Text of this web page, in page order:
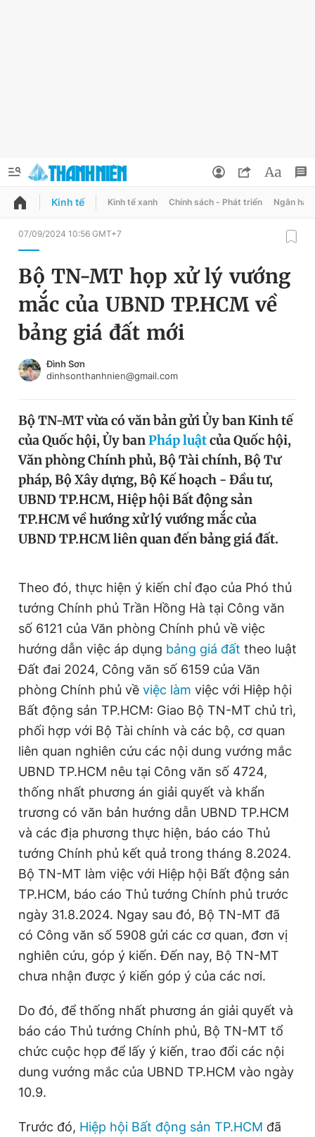
QUẢNG CÁO
Chuyên mục
Chuyên mục khác
Chào ngày mới
Video Magazine
Sản phẩm khác
Tiện ích Bạn cần biết
Đọc Thanh Niên trên điện thoại
Theo dõi báo trên
Hotline
0906 645 777
Liên hệ quảng cáo
0908 780 404
Đặt báo Quảng cáo RSS Tòa soạn Chính sách bảo
Tổng biên tập: Nguyễn Ngọc Toàn
Phó tổng biên tập thường trực: Hải Thành
Phó tổng biên tập: Lâm Hiếu Dũng
Phó tổng biên tập: Trần Việt Hưng
Tổng thư ký tòa soạn: Đức Trung
Giấy phép xuất bản số 110/GP - BTTTT cấp ngày 24.3.2020
© 2003-2026 Bản quyền thuộc về Báo Thanh Niên. Cấm sao
chép dưới mọi hình thức nếu không có sự chấp thuận bằng văn
Đổi mật khẩu
Tin đã lưu
Tin đã xem
Kinh tế Kinh tế xanh Chính sách - Phát triển Ngân
07/09/2024 10:56 GMT+7
Bộ TN-MT họp xử lý vướng
mắc của UBND TP.HCM về
bảng giá đất mới
Đình Sơn
dinhsonthanhnien@gmail.com
Bộ TN-MT vừa có văn bản gửi Ủy ban Kinh tế
của Quốc hội, Ủy banPháp luậtcủa Quốc hội,
Văn phòng Chính phủ, Bộ Tài chính, Bộ Tư
pháp, Bộ Xây dựng, Bộ Kế hoạch - Đầu tư,
UBND TP.HCM, Hiệp hội Bất động sản
TP.HCM về hướng xử lý vướng mắc của
UBND TP.HCM liên quan đến bảng giá đất.
Theo đó, thực hiện ý kiến chỉ đạo của Phó thủ
tướng Chính phủ Trần Hồng Hà tại Công văn
số 6121 của Văn phòng Chính phủ về việc
hướng dẫn việc áp dụng bảng giá đất theo luật
Đất đai 2024, Công văn số 6159 của Văn
phòng Chính phủ về việc làm việc với Hiệp hội
Bất động sản TP.HCM: Giao Bộ TN-MT chủ trì,
phối hợp với Bộ Tài chính và các bộ, cơ quan
liên quan nghiên cứu các nội dung vướng mắc
UBND TP.HCM nêu tại Công văn số 4724,
thống nhất phương án giải quyết và khẩn
trương có văn bản hướng dẫn UBND TP.HCM
và các địa phương thực hiện, báo cáo Thủ
tướng Chính phủ kết quả trong tháng 8.2024.
Bộ TN-MT làm việc với Hiệp hội Bất động sản
TP.HCM, báo cáo Thủ tướng Chính phủ trước
ngày 31.8.2024. Ngay sau đó, Bộ TN-MT đã
có Công văn số 5908 gửi các cơ quan, đơn vị
nghiên cứu, góp ý kiến. Đến nay, Bộ TN-MT
chưa nhận được ý kiến góp ý của các nơi.
Do đó, để thống nhất phương án giải quyết và
báo cáo Thủ tướng Chính phủ, Bộ TN-MT tổ
chức cuộc họp để lấy ý kiến, trao đổi các nội
dung vướng mắc của UBND TP.HCM vào ngày
10.9.
Trước đó, Hiệp hội Bất động sản TP.HCM đã